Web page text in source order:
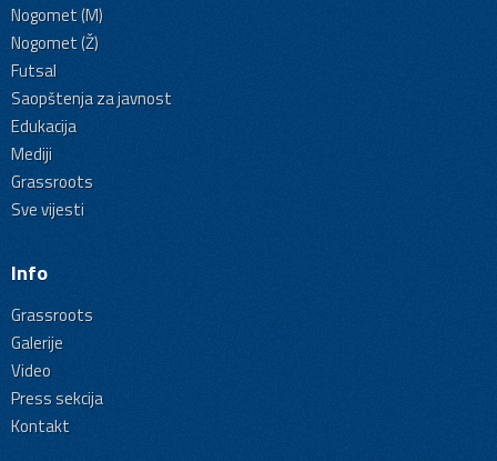
Nogomet (M)
Nogomet (Ž)
Futsal
Saopštenja za javnost
Edukacija
Mediji
Grassroots
Sve vijesti
Info
Grassroots
Galerije
Video
Press sekcija
Kontakt